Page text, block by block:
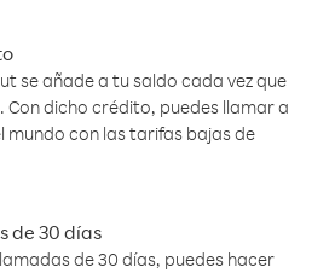
se añade a tu saldo cada vez que
dicho crédito, puedes llamar a
mundo con las tarifas bajas de
de 30 días
de 30 días, puedes hacer